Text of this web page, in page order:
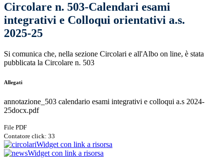
Circolare n. 503-Calendari esami
integrativi e Colloqui orientativi a.s.
2025-25
Si comunica che, nella sezione Circolari e all'Albo on line, è stata
pubblicata la Circolare n. 503
Allegati
annotazione_503 calendario esami integrativi e colloqui a.s 2024-
25docx.pdf
File PDF
Contatore click: 33
Widget con link a risorsa
Widget con link a risorsa